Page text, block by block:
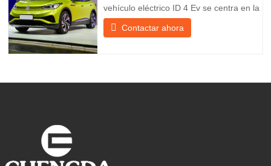
vehículo eléctrico ID 4 Ev se centra en la
experiencia del cliente y el desarrollo de
productos para satisfacer la demanda del
Contactar ahora